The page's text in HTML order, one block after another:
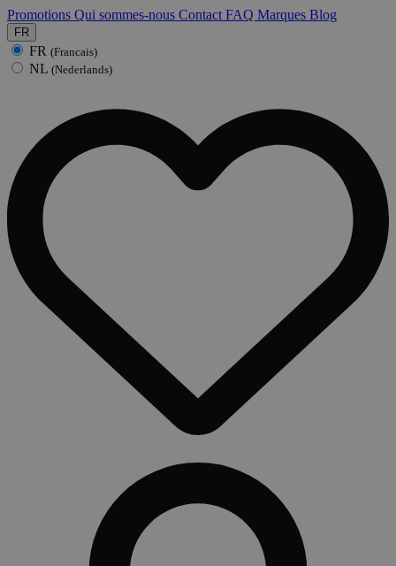
Promotions Qui sommes-nous Contact FAQ Marques Blog
FR
FR (Francais)
NL (Nederlands)